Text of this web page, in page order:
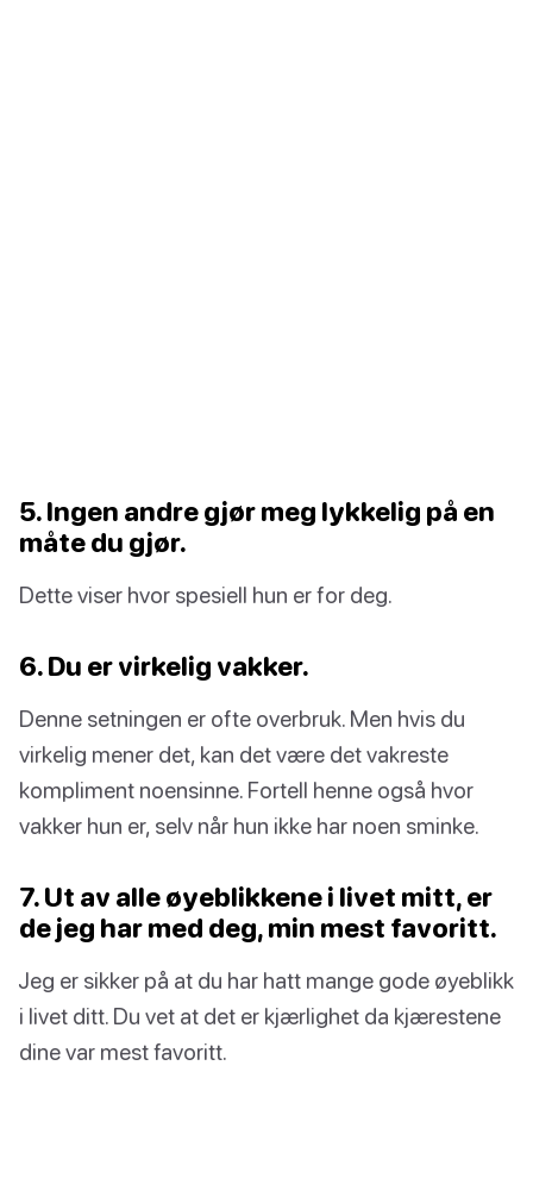
5. Ingen andre gjør meg lykkelig på en
måte du gjør.
Dette viser hvor spesiell hun er for deg.
6. Du er virkelig vakker.
Denne setningen er ofte overbruk. Men hvis du
virkelig mener det, kan det være det vakreste
kompliment noensinne. Fortell henne også hvor
vakker hun er, selv når hun ikke har noen sminke.
7. Ut av alle øyeblikkene i livet mitt, er
de jeg har med deg, min mest favoritt.
Jeg er sikker på at du har hatt mange gode øyeblikk
i livet ditt. Du vet at det er kjærlighet da kjærestene
dine var mest favoritt.